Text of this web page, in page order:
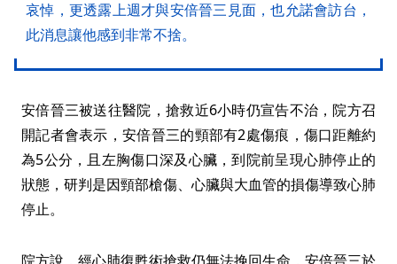
哀悼，更透露上週才與安倍晉三見面，也允諾會訪台，
此消息讓他感到非常不捨。
安倍晉三被送往醫院，搶救近6小時仍宣告不治，院方召
開記者會表示，安倍晉三的頸部有2處傷痕，傷口距離約
為5公分，且左胸傷口深及心臟，到院前呈現心肺停止的
狀態，研判是因頸部槍傷、心臟與大血管的損傷導致心肺
停止。